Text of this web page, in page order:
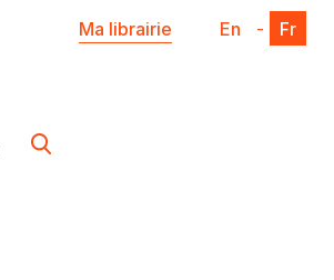
Ma librairie En - Fr